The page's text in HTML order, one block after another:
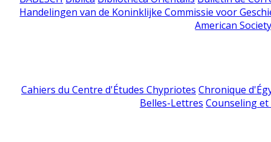
Handelingen van de Koninklijke Commissie voor
American
Cahiers du Centre d'Études Chypriotes Chronique
Belles-Lettres Counseling